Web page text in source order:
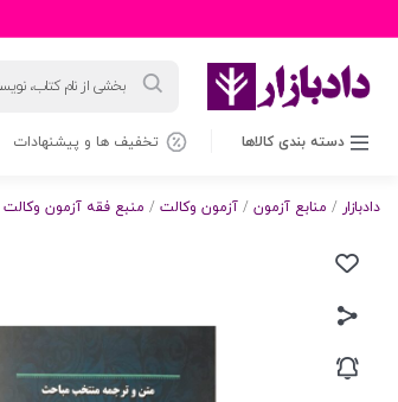
محصولات
دسته بندی کالاها تخفیف ها و پیشنهادات
دادبازار / منابع آزمون / آزمون وکالت / منبع فقه آزمون وکالت